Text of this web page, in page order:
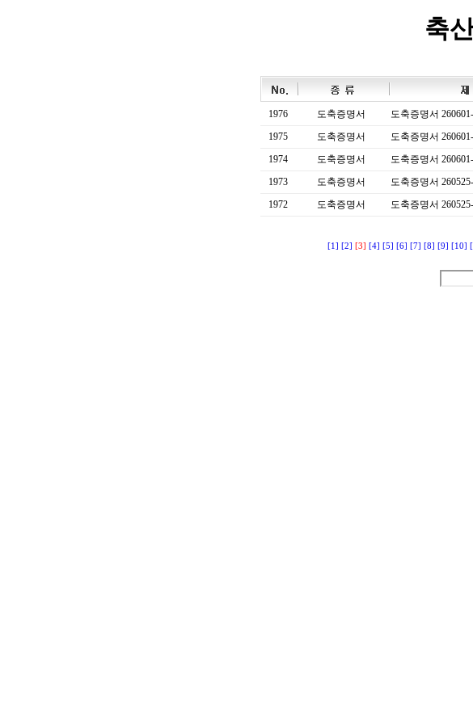
축
1976 도축증명서 도축증명서
1975
도축증명서 도축증명서
1974
도축증명서 도축증명서
1973
도축증명서 도축증명서
1972
도축증명서 도축증명서
[1] [2] [3] [4] [5] [6] [7] [8] [9] [10]